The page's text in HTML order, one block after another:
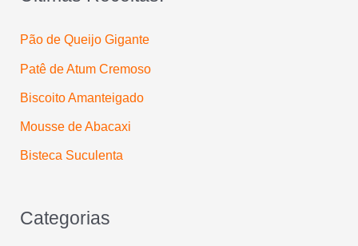
o
r
:
Pão de Queijo Gigante
Patê de Atum Cremoso
Biscoito Amanteigado
Mousse de Abacaxi
Bisteca Suculenta
Categorias